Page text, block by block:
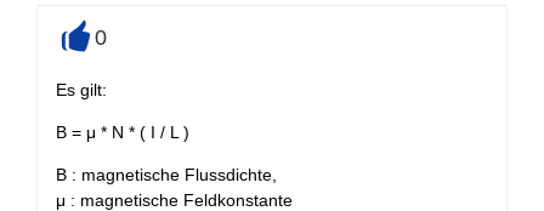
0
Es gilt:
B = μ * N * ( I / L )
B : magnetische Flussdichte,
μ : magnetische Feldkonstante